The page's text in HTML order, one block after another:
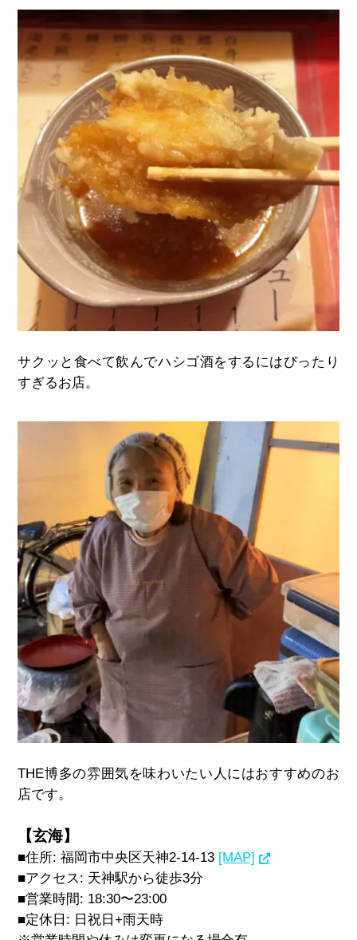
サクッと食べて飲んでハシゴ酒をするにはぴったり
すぎるお店。
THE博多の雰囲気を味わいたい人にはおすすめのお
店です。
【玄海】
■住所: 福岡市中央区天神2-14-13 [MAP]
■アクセス: 天神駅から徒歩3分
■営業時間: 18:30〜23:00
■定休日: 日祝日+雨天時